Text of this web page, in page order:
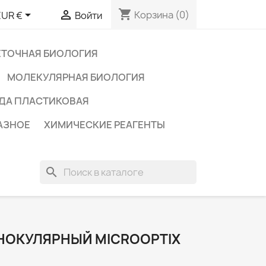
€  Войти shopping_cart Корзина (0)
БИОЛОГИЯ
МОЛЕКУЛЯРНАЯ БИОЛОГИЯ
ПЛАСТИКОВАЯ
ХИМИЧЕСКИЕ РЕАГЕНТЫ
search
MICROOPTIX